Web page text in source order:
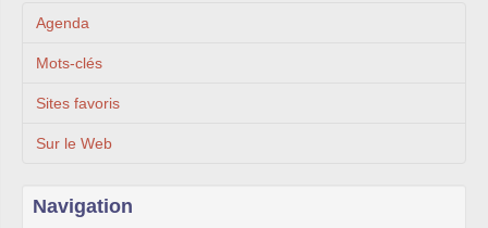
Agenda
Mots-clés
Sites favoris
Sur le Web
Navigation